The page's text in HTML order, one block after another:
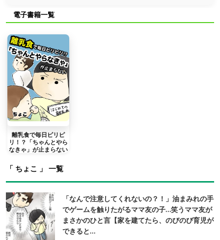
電子書籍一覧
離乳食で毎日ピリピ
リ！？「ちゃんとやら
なきゃ」が止まらない
「 ちょこ 」 一覧
「なんで注意してくれないの？！」油まみれの手
でゲームを触りたがるママ友の子…笑うママ友が
まさかのひと言【家を建てたら、のびのび育児が
できると…